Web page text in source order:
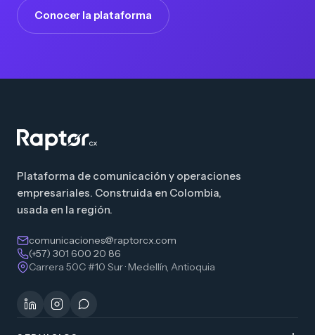
Conocer la plataforma
Plataforma de comunicación y operaciones
empresariales. Construida en Colombia,
usada en la región.
comunicaciones@raptorcx.com
(+57) 301 600 20 86
Carrera 50C #10 Sur · Medellín, Antioquia